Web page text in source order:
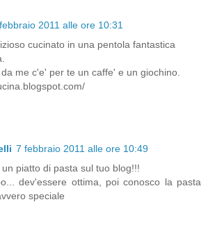
2011 alle ore 10:31
cucinato in una pentola fantastica
me c'e' per te un caffe' e un giochino.
7 febbraio 2011 alle ore 10:49
piatto di pasta sul tuo blog!!!
dev'essere ottima, poi conosco la pasta
speciale